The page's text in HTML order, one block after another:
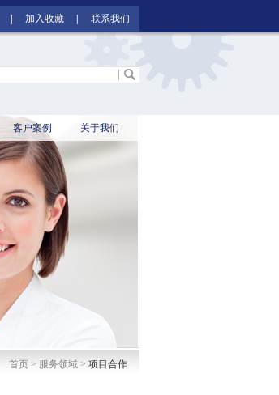
加入收藏 联系我们
客户案例 关于我们
首页 > 服务领域 > 项目合作